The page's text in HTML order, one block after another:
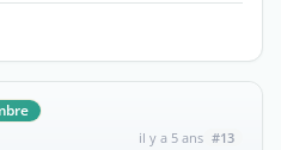
il y a 5 ans #13